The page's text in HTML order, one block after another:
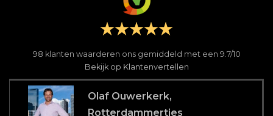
98 klanten waarderen ons gemiddeld met een 9.7/10
Bekijk op Klantenvertellen
Olaf Ouwerkerk,
Rotterdammertjes